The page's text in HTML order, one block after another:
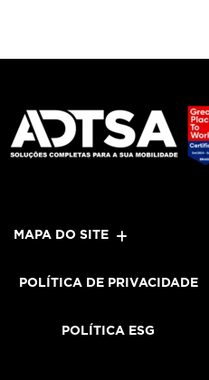
MAPA DO SITE
POLÍTICA DE PRIVACIDADE
POLÍTICA ESG